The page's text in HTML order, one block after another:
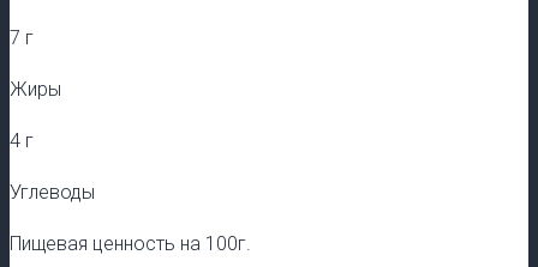
7 г
Жиры
4 г
Углеводы
Пищевая ценность на 100г.